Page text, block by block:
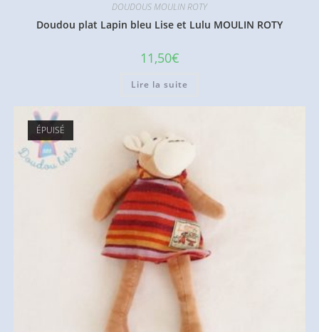
DOUDOUS MOULIN ROTY
Doudou plat Lapin bleu Lise et Lulu MOULIN ROTY
11,50€
Lire la suite
ÉPUISÉ